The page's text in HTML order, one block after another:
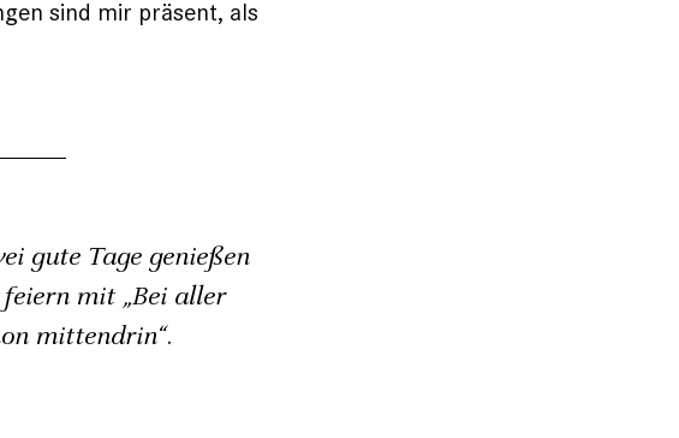
sind mir präsent, als
gute Tage genießen
mit „Bei aller
mittendrin“.